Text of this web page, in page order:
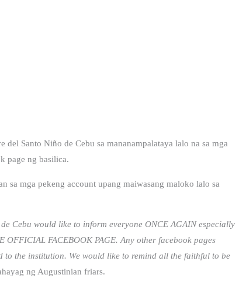
Santo Niño de Cebu sa mananampalataya lalo na sa mga
page ng basilica.
sa mga pekeng account upang maiwasang maloko lalo sa
Cebu would like to inform everyone ONCE AGAIN especially
FACEBOOK PAGE. Any other facebook pages
the institution. We would like to remind all the faithful to be
ng Augustinian friars.